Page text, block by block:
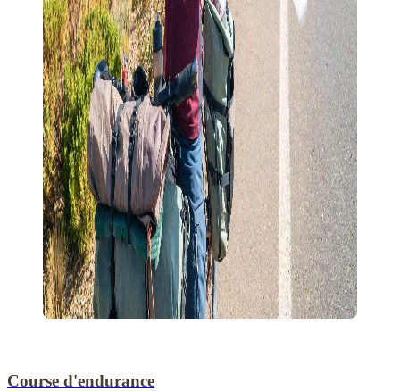
Course d'endurance